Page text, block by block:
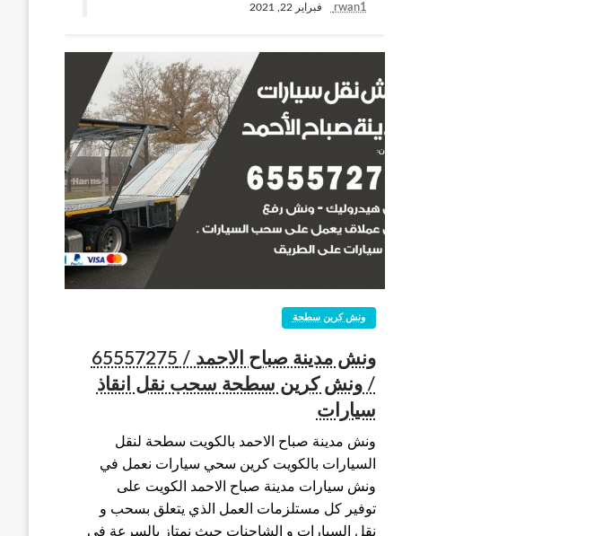
rwan1 فبراير 22, 2021
ونش كرين سطحة
ونش مدينة صباح الاحمد / 65557275
/ ونش كرين سطحة سحب نقل انقاذ
سيارات
ونش مدينة صباح الاحمد بالكويت سطحة لنقل
السيارات بالكويت كرين سحي سيارات نعمل في
ونش سيارات مدينة صباح الاحمد الكويت على
توفير كل مستلزمات العمل الذي يتعلق بسحب و
نقل السيارات و الشاحنات حيث نمتاز بالسرعة في